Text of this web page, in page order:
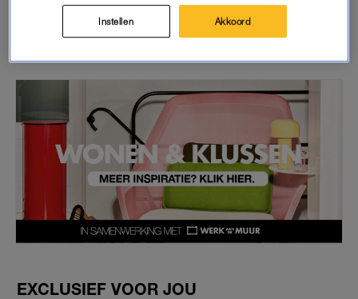
GOED ARTIKEL? DELEN MAAR.
EXCLUSIEF VOOR JOU
Instellen Akkoord